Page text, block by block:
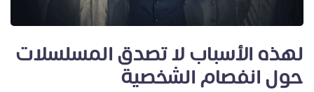
لهذه الأسباب لا تصدق المسلسلات
حول انفصام الشخصية